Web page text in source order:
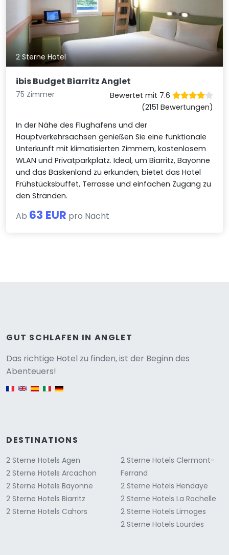
2 Sterne Hotel
ibis Budget Biarritz Anglet
75 Zimmer
Bewertet mit 7.6
(2151 Bewertungen)
In der Nähe des Flughafens und der
Hauptverkehrsachsen genießen Sie eine funktionale
Unterkunft mit klimatisierten Zimmern, kostenlosem
WLAN und Privatparkplatz. Ideal, um Biarritz, Bayonne
und das Baskenland zu erkunden, bietet das Hotel
Frühstücksbuffet, Terrasse und einfachen Zugang zu
den Stränden.
Ab 63 EUR pro Nacht
GUT SCHLAFEN IN ANGLET
Das richtige Hotel zu finden, ist der Beginn des
Abenteuers!
DESTINATIONS
2 Sterne Hotels Agen
2 Sterne Hotels Arcachon
2 Sterne Hotels Bayonne
2 Sterne Hotels Biarritz
2 Sterne Hotels Cahors
2 Sterne Hotels Clermont-
Ferrand
2 Sterne Hotels Hendaye
2 Sterne Hotels La Rochelle
2 Sterne Hotels Limoges
2 Sterne Hotels Lourdes